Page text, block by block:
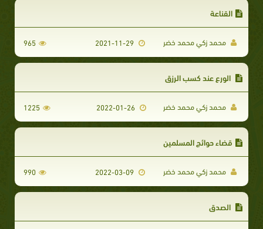
القناعة
محمد زكي محمد خضر 965
​ الورع عند كسب الرزق
محمد زكي محمد خضر 2022-01-26
1225
قضاء حوائج المسلمين
محمد زكي محمد خضر 990
الصدق